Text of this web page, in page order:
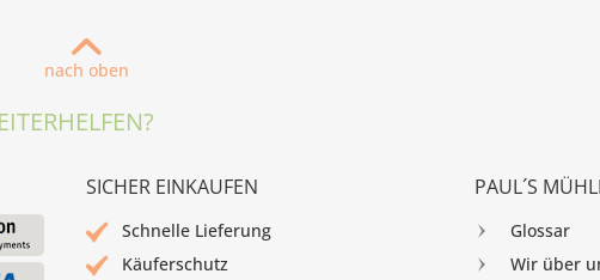
nach oben
SICHER EINKAUFEN
Schnelle Lieferung
Käuferschutz
PAUL´S
Glossar
Wir über